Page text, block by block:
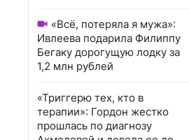
«Всё, потеряла я мужа»:
Ивлеева подарила Филиппу
Бегаку дорогущую лодку за
1,2 млн рублей
«Триггерю тех, кто в
терапии»: Гордон жестко
прошлась по диагнозу